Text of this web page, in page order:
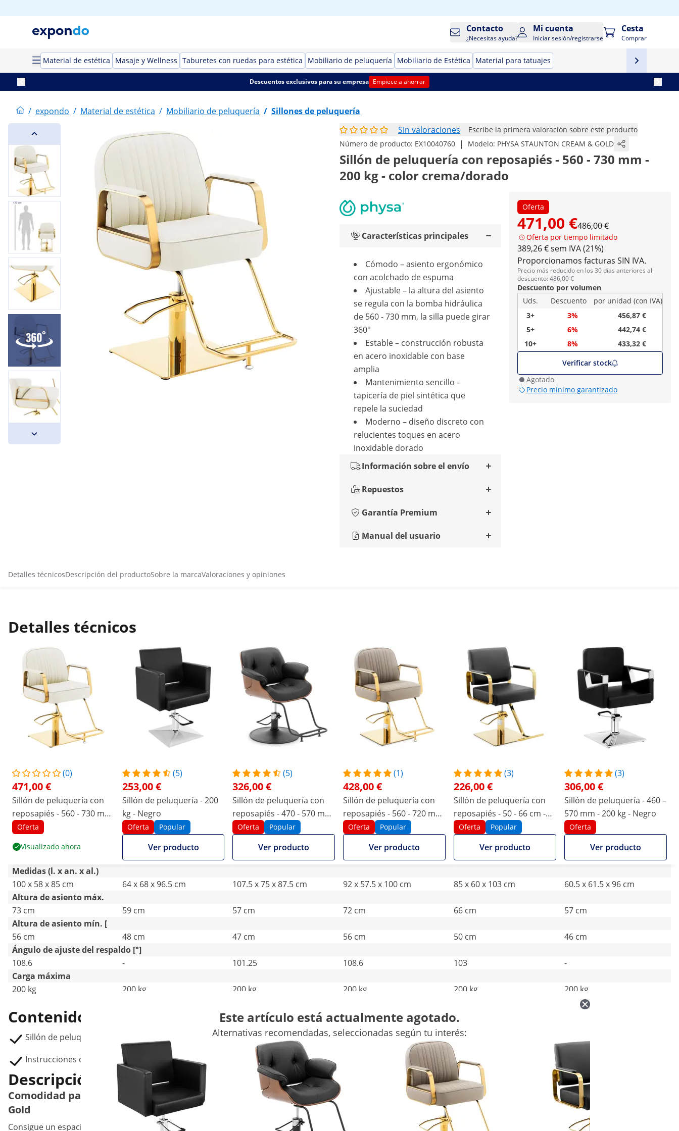
Contacto
¿Necesitas ayuda?
Mi cuenta
Iniciar sesión/registrarse
Cesta
Comprar
Material de estética Masaje y Wellness Taburetes con ruedas para estética Mobiliario de peluquería Mobiliario de Estética Material para tatuajes
Descuentos exclusivos para su empresa Empiece a ahorrar
/ expondo / Material de estética / Mobiliario de peluquería / Sillones de peluquería
Sin valoraciones
Escribe la primera valoración sobre este producto
Número de producto: EX10040760 | Modelo: PHYSA STAUNTON CREAM & GOLD
Sillón de peluquería con reposapiés - 560 - 730 mm -
200 kg - color crema/dorado
Oferta
471,00 €486,00 €
Oferta por tiempo limitado
389,26 € sem IVA (21%)
Proporcionamos facturas SIN IVA.
Precio más reducido en los 30 días anteriores al
descuento: 486,00 €
Descuento por volumen
Uds.
Descuento
por unidad (con IVA)
3+
3%
456,87 €
5+
6%
442,74 €
10+
8%
433,32 €
Verificar stock
Agotado
Precio mínimo garantizado
Características principales
Cómodo – asiento ergonómico
con acolchado de espuma
Ajustable – la altura del asiento
se regula con la bomba hidráulica
de 560 - 730 mm, la silla puede girar
360°
Estable – construcción robusta
en acero inoxidable con base
amplia
Mantenimiento sencillo –
tapicería de piel sintética que
repele la suciedad
Moderno – diseño discreto con
relucientes toques en acero
inoxidable dorado
Información sobre el envío
Repuestos
Garantía Premium
Manual del usuario
Detalles técnicosDescripción del productoSobre la marcaValoraciones y opiniones
Detalles técnicos
(0)
471,00 €
Sillón de peluquería con
reposapiés - 560 - 730 mm
- 200 kg - color
Oferta
Visualizado ahora
(5)
253,00 €
Sillón de peluquería - 200
kg - Negro
Oferta Popular
Ver producto
(5)
326,00 €
Sillón de peluquería con
reposapiés - 470 - 570 mm
- 200 kg - negro
Oferta Popular
Ver producto
(1)
428,00 €
Sillón de peluquería con
reposapiés - 560 - 720 mm
- 200 kg - dorado y beis
Oferta Popular
Ver producto
(3)
226,00 €
Sillón de peluquería con
reposapiés - 50 - 66 cm -
200 kg - negro/dorado
Oferta Popular
Ver producto
(3)
306,00 €
Sillón de peluquería - 460 –
570 mm - 200 kg - Negro
Oferta
Ver producto
Medidas (l. x an. x al.)
100 x 58 x 85 cm
64 x 68 x 96.5 cm 107.5 x 75 x 87.5 cm 92 x 57.5 x 100 cm 85 x 60 x 103 cm
60.5 x 61.5 x 96 cm
Altura de asiento máx.
73 cm
59 cm 57 cm 72 cm 66 cm
57 cm
Altura de asiento mín. [
56 cm
48 cm 47 cm 56 cm 50 cm
46 cm
Ángulo de ajuste del respaldo [°]
108.6
- 101.25 108.6 103
-
Carga máxima
200 kg
200 kg 200 kg 200 kg 200 kg
200 kg
Contenido del envío
Sillón de peluquería PHYSA STAUNTON CREAM & GOLD
Instrucciones de montaje
Este artículo está actualmente agotado.
Alternativas recomendadas, seleccionadas según tu interés:
Descripción del producto
Comodidad para ti y para tus clientes, con el sillón de peluquería Staunton Cream &
Gold
Consigue un espacio cómodo para tus clientes con el sillón de peluquería Staunton Creme & Gold, y añade un